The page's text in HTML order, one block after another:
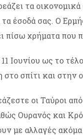
τα οικονομικά
έσοδά σας. Ο
πίσω χρήματα που
Ιουνίου ως το
σπίτι και στην
οι Ταύροι
Ουρανός και
με αλλαγές ακόμα